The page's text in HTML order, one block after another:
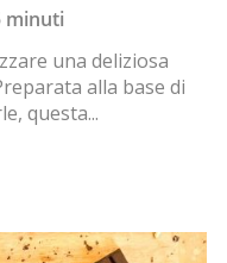
minuti
una deliziosa
alla base di
questa...